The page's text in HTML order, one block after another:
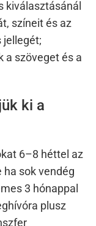
kiválasztásánál
színeit és az
jellegét;
a szöveget és a
ki a
6–8 héttel az
sok vendég
3 hónappal
plusz